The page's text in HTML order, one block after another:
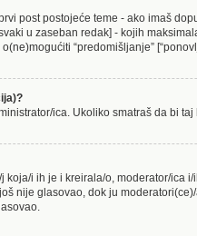
post postojeće teme - ako imaš
u zaseban redak] - kojih
“predomišljanje”
ica. Ukoliko smatraš da bi
i ih je i kreirala/o, moderator/ica
nije glasovao, dok ju